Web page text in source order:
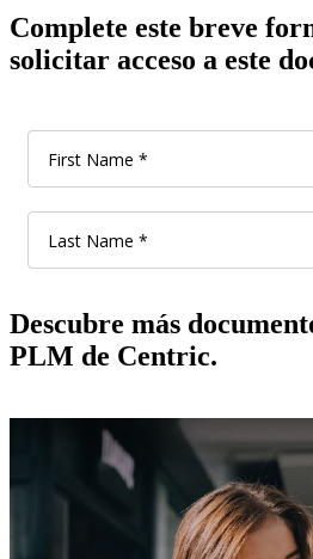
Complete este breve
solicitar acceso a este
Descubre más
PLM de Centric.